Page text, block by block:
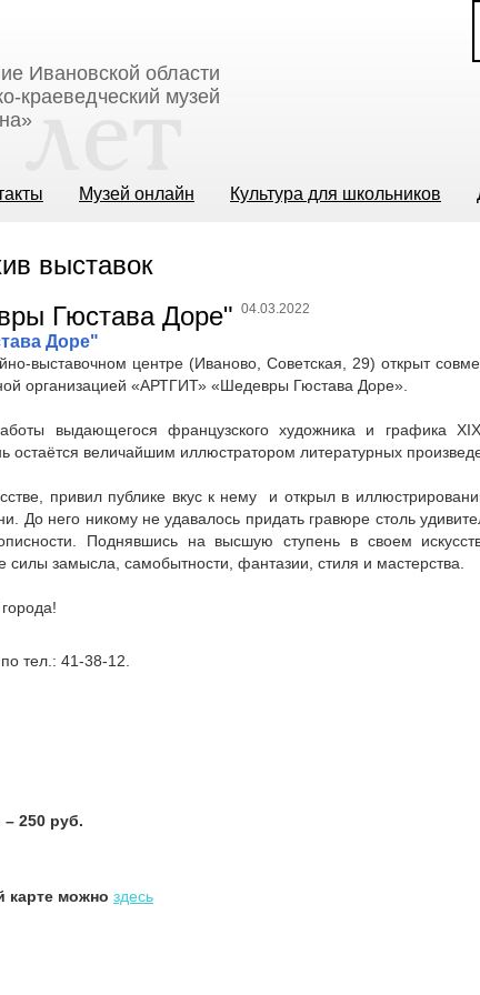
Ивановской области
краеведческий музей
Музей онлайн Культура для школьников
выставок
04.03.2022
Доре"
выставочном центре (Иваново, Советская, 29) открыт
организацией «АРТГИТ» «Шедевры Гюстава Доре».
выдающегося французского художника и графика
остаётся величайшим иллюстратором литературных
привил публике вкус к нему и открыл в
До него никому не удавалось придать гравюре столь
Поднявшись на высшую ступень в своем
силы замысла, самобытности, фантазии, стиля и мастерства.
тел.: 41-38-12.
250 руб.
карте можно здесь